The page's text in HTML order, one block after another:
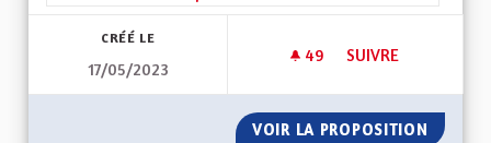
CRÉÉ LE
17/05/2023
49 49 ABONNÉS
SUIVRE
VOIR LA PROPOSITION